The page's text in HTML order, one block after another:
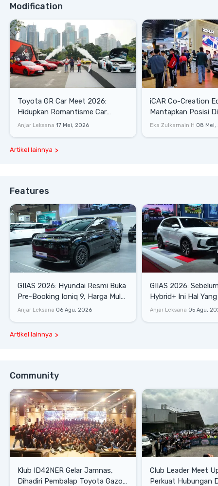
Modification
Toyota GR Car Meet 2026:
Hidupkan Romantisme Car
Culture Era 90-an
Anjar Leksana 17 Mei, 2026
iCAR Co-Creation
Mantapkan Posisi
Gaya Hidup
Eka Zulkarnain H 08 Mei,
Artikel lainnya
Features
GIIAS 2026: Hyundai Resmi Buka
Pre-Booking Ioniq 9, Harga Mulai
Rp1,49 Miliar
Anjar Leksana 06 Agu, 2026
GIIAS 2026:
Hybrid+ Ini Hal
Diketahui
Anjar Leksana 05 Agu,
Artikel lainnya
Community
Klub ID42NER Gelar Jamnas,
Dihadiri Pembalap Toyota Gazoo
Club Leader Meet
Perkuat Hubungan